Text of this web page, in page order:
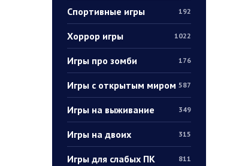
Спортивные игры 192
Хоррор игры 1022
Игры про зомби 176
Игры с открытым миром 587
Игры на выживание 349
Игры на двоих 315
Игры для слабых ПК 811